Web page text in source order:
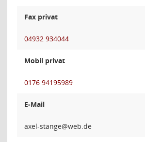
Fax privat
04932 934044
Mobil privat
0176 94195989
E-Mail
egnat